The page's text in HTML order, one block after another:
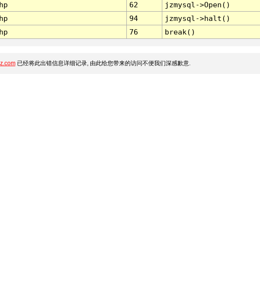
62
jzmysql->Open()
94
jzmysql->halt()
76 break()
已经将此出错信息详细记录, 由此给您带来的访问不便我们深感歉意.